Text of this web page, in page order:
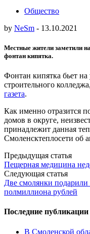
Общество
by NeSm - 13.10.2021
Местные жители заметили
фонтан кипятка.
Фонтан кипятка бьет
строительного
газета.
Как именно отразится
домов в округе,
принадлежит данная
Смоленсктеплосети об
Post
navigation
Предыдущая статья
Пещерная медицина
Следующая статья
Две смолянки
полмиллиона рублей
Последние публикации
В Смоленской